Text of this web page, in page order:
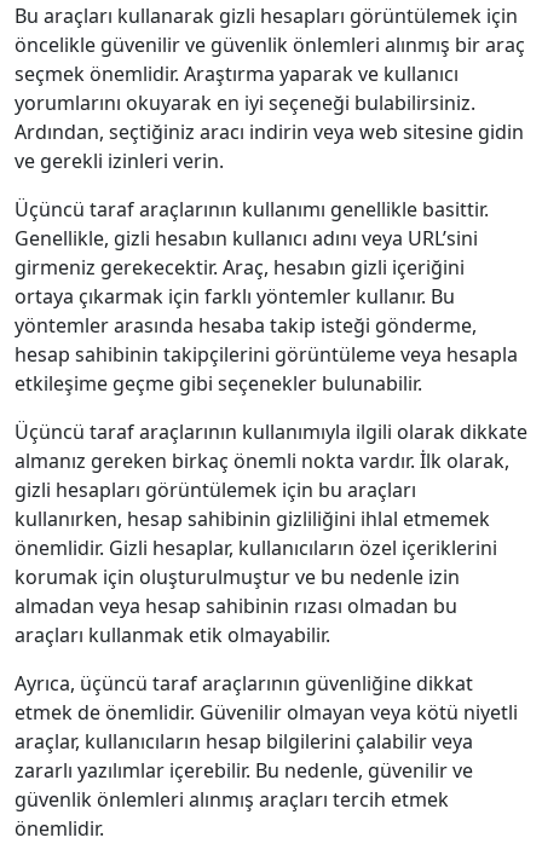
Bu araçları kullanarak gizli hesapları görüntülemek için
öncelikle güvenilir ve güvenlik önlemleri alınmış bir araç
seçmek önemlidir. Araştırma yaparak ve kullanıcı
yorumlarını okuyarak en iyi seçeneği bulabilirsiniz.
Ardından, seçtiğiniz aracı indirin veya web sitesine gidin
ve gerekli izinleri verin.
Üçüncü taraf araçlarının kullanımı genellikle basittir.
Genellikle, gizli hesabın kullanıcı adını veya URL’sini
girmeniz gerekecektir. Araç, hesabın gizli içeriğini
ortaya çıkarmak için farklı yöntemler kullanır. Bu
yöntemler arasında hesaba takip isteği gönderme,
hesap sahibinin takipçilerini görüntüleme veya hesapla
etkileşime geçme gibi seçenekler bulunabilir.
Üçüncü taraf araçlarının kullanımıyla ilgili olarak dikkate
almanız gereken birkaç önemli nokta vardır. İlk olarak,
gizli hesapları görüntülemek için bu araçları
kullanırken, hesap sahibinin gizliliğini ihlal etmemek
önemlidir. Gizli hesaplar, kullanıcıların özel içeriklerini
korumak için oluşturulmuştur ve bu nedenle izin
almadan veya hesap sahibinin rızası olmadan bu
araçları kullanmak etik olmayabilir.
Ayrıca, üçüncü taraf araçlarının güvenliğine dikkat
etmek de önemlidir. Güvenilir olmayan veya kötü niyetli
araçlar, kullanıcıların hesap bilgilerini çalabilir veya
zararlı yazılımlar içerebilir. Bu nedenle, güvenilir ve
güvenlik önlemleri alınmış araçları tercih etmek
önemlidir.